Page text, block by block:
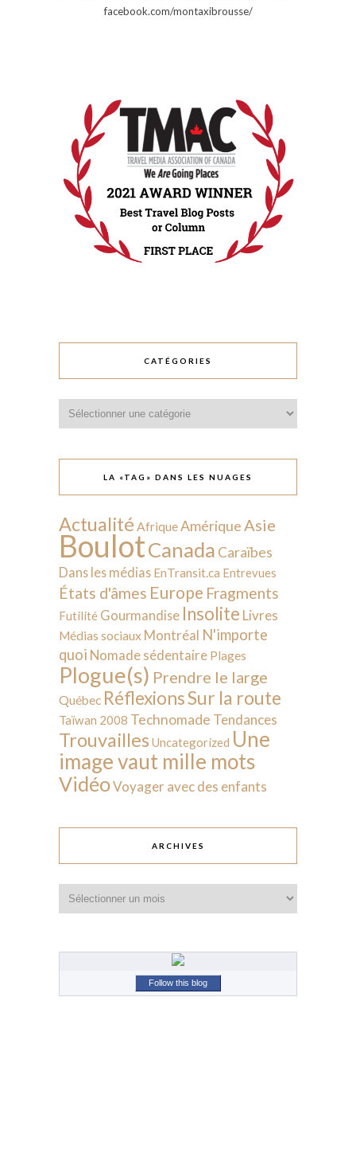
facebook.com/montaxibrousse/
CATÉGORIES
LA «TAG» DANS LES NUAGES
Actualité AfriqueAmérique Asie
BoulotCanada Caraïbes
Dans les médias EnTransit.ca Entrevues
États d'âmes Europe Fragments
Futilité Gourmandise Insolite Livres
Médias sociaux Montréal N'importe
quoi Nomade sédentaire Plages
Plogue(s) Prendre le large
Québec RéflexionsSur la route
Taïwan 2008 Technomade Tendances
Trouvailles Uncategorized Une
image vaut mille mots
VidéoVoyager avec des enfants
ARCHIVES
Follow this blog